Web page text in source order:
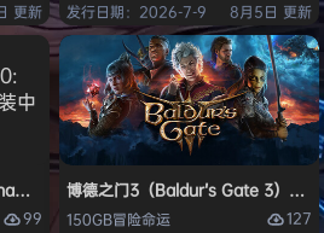
更新
发行日期：2026-7-9
8月5日 更新
40,000: Space Marine 2）免安装
99
博德之门3（Baldur’s Gate 3）免安
150GB冒险命运
127